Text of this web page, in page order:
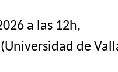
a las 12h,
de